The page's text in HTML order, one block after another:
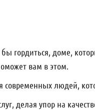
доме,
вам в этом.
людей,
делая упор на